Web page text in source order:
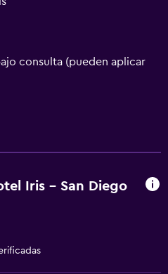
consulta (pueden aplicar
Iris - San Diego